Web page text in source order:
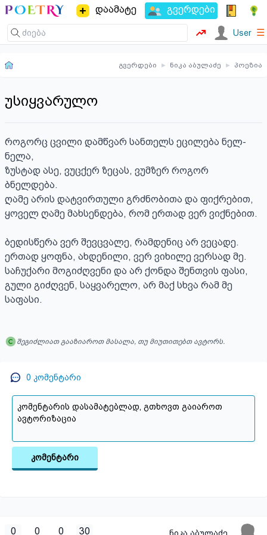
დაამატე გვერდები
User ☰
გვერდები ▸ ნიკა აბულაძე ▸ პოეზია
უსიყვარულო
როგორც ცვილი დამწვარ სანთელს ეცილება ნელ-
ნელა,
ზუსტად ასე, ვუცქერ ზეცას, ვუმზერ როგორ
ბნელდება.
ღამე არის დატვირთული გრძნობითა და ფიქრებით,
ყოველ ღამე მახსენდება, რომ ერთად ვერ ვიქნებით.
ბედისწერა ვერ შევცვალე, რამდენიც არ ვეცადე.
ერთად ყოფნა, ახდენილი, ვერ ვიხილე ვერსად მე.
საჩუქარი მოგიძღვენი და არ ქონდა შენთვის ფასი,
გული გიძღვენ, საყვარელო, არ მაქ სხვა რამ მე
საფასი.
შეგიძლიათ გააზიაროთ მასალა, თუ მიუთითებთ ავტორს.
0 კომენტარი
კომენტარი
0 0 0 30